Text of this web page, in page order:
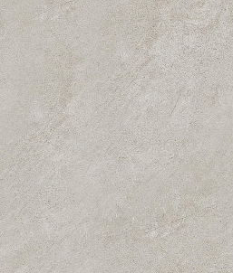
首页
最新产品
空间应用
营销网络